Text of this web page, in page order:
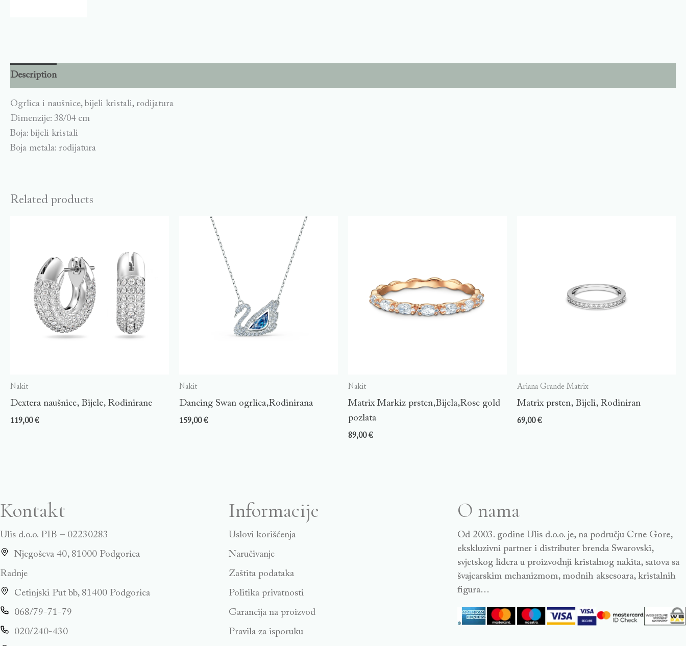
Description
Ogrlica i naušnice, bijeli kristali, rodijatura
Dimenzije: 38/04 cm
Boja: bijeli kristali
Boja metala: rodijatura
Related products
Nakit
Dextera naušnice, Bijele, Rodinirane
119,00€
Nakit
Dancing Swan ogrlica,Rodinirana
159,00€
Nakit
Matrix Markiz prsten,Bijela,Rose gold
pozlata
89,00€
Ariana Grande Matrix
Matrix prsten, Bijeli, Rodiniran
69,00€
Kontakt
Ulis d.o.o. PIB – 02230283
Njegoševa 40, 81000 Podgorica
Radnje
Cetinjski Put bb, 81400 Podgorica
068/79-71-79
020/240-430
Informacije
Uslovi korišćenja
Naručivanje
Zaštita podataka
Politika privatnosti
Garancija na proizvod
Pravila za isporuku
O nama
Od 2003. godine Ulis d.o.o. je, na području Crne Gore,
ekskluzivni partner i distributer brenda Swarovski,
svjetskog lidera u proizvodnji kristalnog nakita, satova sa
švajcarskim mehanizmom, modnih aksesoara, kristalnih
figura…